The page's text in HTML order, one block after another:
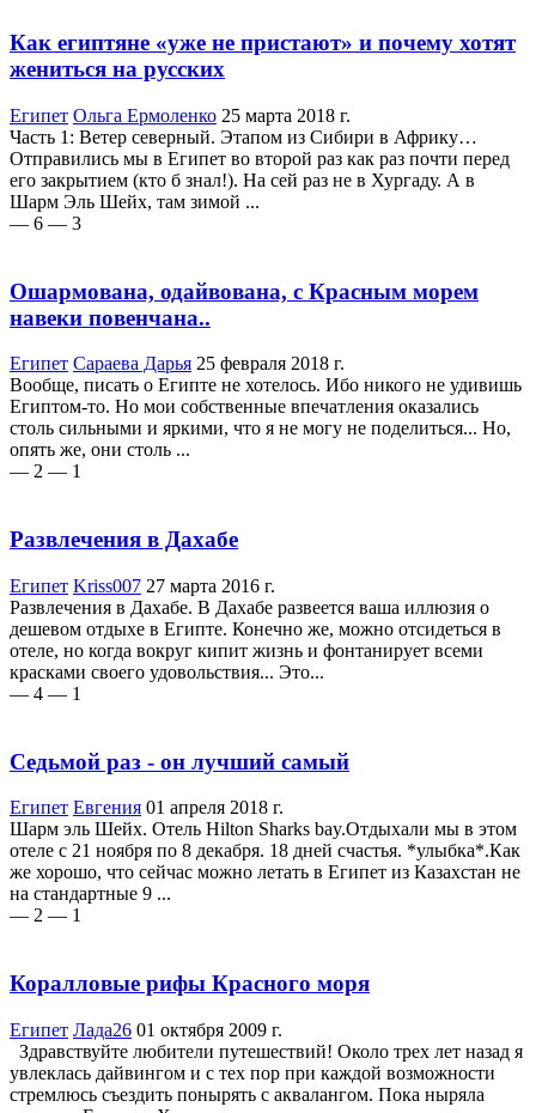
Как египтяне «уже не пристают» и почему хотят
жениться на русских
Египет Ольга Ермоленко 25 марта 2018 г.
Часть 1: Ветер северный. Этапом из Сибири в Африку…
Отправились мы в Египет во второй раз как раз почти перед
его закрытием (кто б знал!). На сей раз не в Хургаду. А в
Шарм Эль Шейх, там зимой ...
— 6 — 3
Ошармована, одайвована, с Красным морем
навеки повенчана..
Египет Сараева Дарья 25 февраля 2018 г.
Вообще, писать о Египте не хотелось. Ибо никого не удивишь
Египтом-то. Но мои собственные впечатления оказались
столь сильными и яркими, что я не могу не поделиться... Но,
опять же, они столь ...
— 2 — 1
Развлечения в Дахабе
Египет Kriss007 27 марта 2016 г.
Развлечения в Дахабе. В Дахабе развеется ваша иллюзия о
дешевом отдыхе в Египте. Конечно же, можно отсидеться в
отеле, но когда вокруг кипит жизнь и фонтанирует всеми
красками своего удовольствия... Это...
— 4 — 1
Седьмой раз - он лучший самый
Египет Евгения 01 апреля 2018 г.
Шарм эль Шейх. Отель Hilton Sharks bay.Отдыхали мы в этом
отеле с 21 ноября по 8 декабря. 18 дней счастья. *улыбка*.Как
же хорошо, что сейчас можно летать в Египет из Казахстан не
на стандартные 9 ...
— 2 — 1
Коралловые рифы Красного моря
Египет Лада26 01 октября 2009 г.
Здравствуйте любители путешествий! Около трех лет назад я
увлеклась дайвингом и с тех пор при каждой возможности
стремлюсь съездить понырять с аквалангом. Пока ныряла